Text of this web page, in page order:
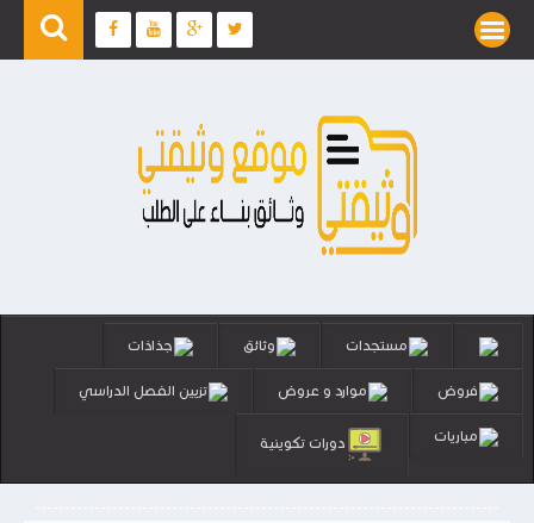
مستجدات وثائق جذاذات
فروض موارد و عروض تزيين الفصل الدراسي
مباريات دورات تكوينية